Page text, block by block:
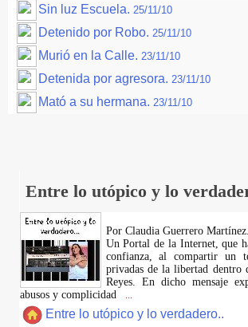
Sin luz Escuela. 25/11/10
Detenido por Robo. 25/11/10
Murió en la Calle. 23/11/10
Detenida por agresora. 23/11/10
Mató a su hermana. 23/11/10
Entre lo utópico y lo
Por Claudia Guerrero Martínez.
​Un Portal de la Internet, que
confianza, al compartir un
privadas de la libertad
Reyes. En dicho mensaje
abusos y complicidad
Entre lo utópico y lo verdadero..